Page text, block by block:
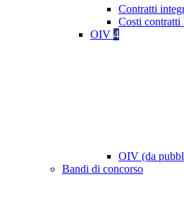
Contratti
Costi contratti
OIV 4
OIV (da
Bandi di concorso